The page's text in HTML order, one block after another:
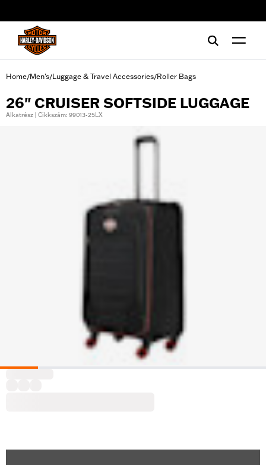
Home/Men's/Luggage & Travel Accessories/Roller Bags
26" CRUISER SOFTSIDE LUGGAGE
Alkatrész | Cikkszám: 99013-25LX